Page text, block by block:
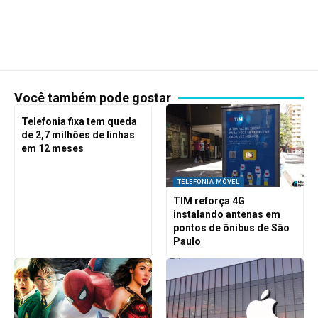
Você também pode gostar
Telefonia fixa tem queda
de 2,7 milhões de linhas
em 12 meses
TELEFONIA MÓVEL
TIM reforça 4G
instalando antenas em
pontos de ônibus de São
Paulo